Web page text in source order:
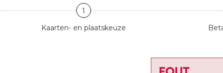
1
Kaarten- en plaatskeuze